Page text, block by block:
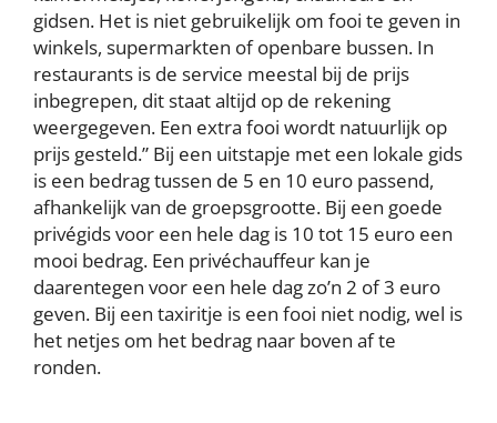
gidsen. Het is niet gebruikelijk om fooi te geven in
winkels, supermarkten of openbare bussen. In
restaurants is de service meestal bij de prijs
inbegrepen, dit staat altijd op de rekening
weergegeven. Een extra fooi wordt natuurlijk op
prijs gesteld.” Bij een uitstapje met een lokale gids
is een bedrag tussen de 5 en 10 euro passend,
afhankelijk van de groepsgrootte. Bij een goede
privégids voor een hele dag is 10 tot 15 euro een
mooi bedrag. Een privéchauffeur kan je
daarentegen voor een hele dag zo’n 2 of 3 euro
geven. Bij een taxiritje is een fooi niet nodig, wel is
het netjes om het bedrag naar boven af te
ronden.